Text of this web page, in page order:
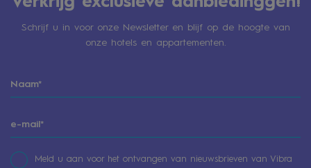
Schrijf u in voor onze Newsletter en blijf op de hoogte van
onze hotels en appartementen.
Meld u aan voor het ontvangen van nieuwsbrieven van Vibra